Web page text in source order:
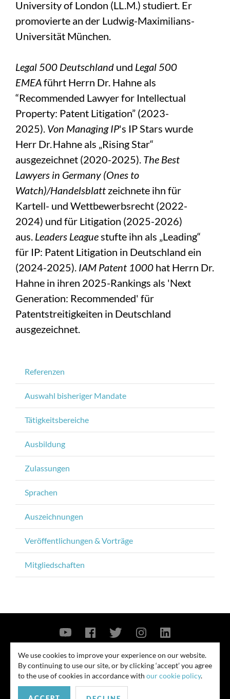
University of London (LL.M.) studiert. Er
promovierte an der Ludwig-Maximilians-
Universität München.
Legal 500 Deutschland und Legal 500
EMEAführt Herrn Dr. Hahne als
“Recommended Lawyer for Intellectual
Property: Patent Litigation” (2023-
2025). Von Managing IP's IP Stars wurde
Herr Dr. Hahne als „Rising Star“
ausgezeichnet (2020-2025). The Best
Lawyers in Germany (Ones to
Watch)/Handelsblatt zeichnete ihn für
Kartell- und Wettbewerbsrecht (2022-
2024) und für Litigation (2025-2026)
aus. Leaders Leaguestufte ihn als „Leading“
für IP: Patent Litigation in Deutschland ein
(2024-2025). IAM Patent 1000 hat Herrn Dr.
Hahne in ihren 2025-Rankings als 'Next
Generation: Recommended' für
Patentstreitigkeiten in Deutschland
ausgezeichnet.
Referenzen
Auswahl bisheriger Mandate
Tätigkeitsbereiche
Ausbildung
Zulassungen
Sprachen
Auszeichnungen
Veröffentlichungen & Vorträge
Mitgliedschaften
© 2026
Contact Us Privacy Policy Security Notice
We use cookies to improve your experience on our website.
By continuing to use our site, or by clicking ‘accept’ you agree
to the use of cookies in accordance with our cookie policy.